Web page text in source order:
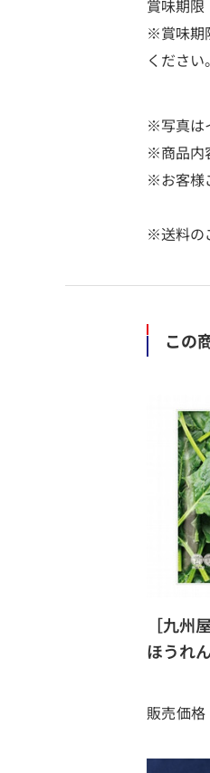
賞味期
※賞味期
ください。
※写真は
※商品内
※お客様
※送料の
この
［九
ほうれ
販売価